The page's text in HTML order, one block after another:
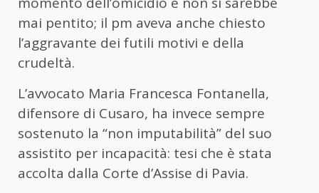
mai pentito; il pm aveva anche chiesto
l’aggravante dei futili motivi e della
crudeltà.
L’avvocato Maria Francesca Fontanella,
difensore di Cusaro, ha invece sempre
sostenuto la “non imputabilità” del suo
assistito per incapacità: tesi che è stata
accolta dalla Corte d’Assise di Pavia.